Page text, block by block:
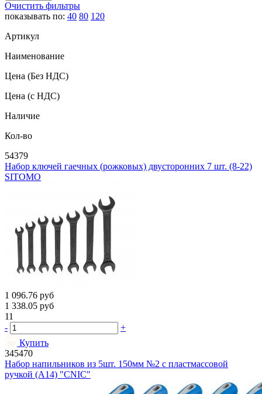
Очистить фильтры
показывать по: 40 80 120
Артикул
Наименование
Цена (Без НДС)
Цена (с НДС)
Наличие
Кол-во
54379
Набор ключей гаечных (рожковых) двусторонних 7 шт. (8-22)
SITOMO
1 096.76 руб
1 338.05 руб
11
-
+
Купить
345470
Набор напильников из 5шт. 150мм №2 с пластмассовой
ручкой (A14) "CNIC"